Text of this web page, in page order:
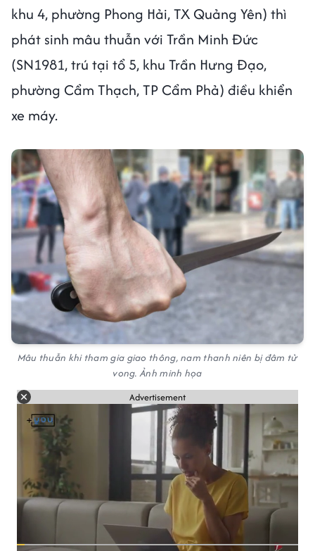
khu 4, phường Phong Hải, TX Quảng Yên) thì
phát sinh mâu thuẫn với Trần Minh Đức
(SN1981, trú tại tổ 5, khu Trần Hưng Đạo,
phường Cẩm Thạch, TP Cẩm Phả) điều khiển
xe máy.
Mâu thuẫn khi tham gia giao thông, nam thanh niên bị đâm tử
vong. Ảnh minh họa
Advertisement